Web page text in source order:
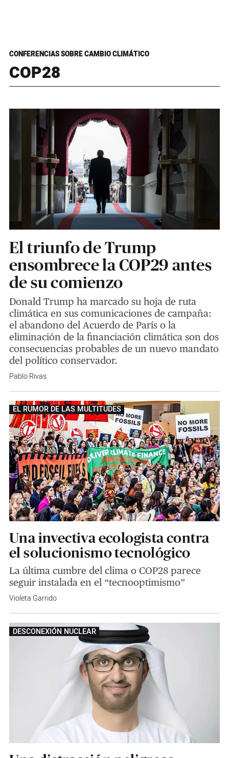
CONFERENCIAS SOBRE CAMBIO CLIMÁTICO
COP28
El triunfo de Trump
ensombrece la COP29 antes
de su comienzo
Donald Trump ha marcado su hoja de ruta
climática en sus comunicaciones de campaña:
el abandono del Acuerdo de París o la
eliminación de la financiación climática son dos
consecuencias probables de un nuevo mandato
del político conservador.
Pablo Rivas
EL RUMOR DE LAS MULTITUDES
Una invectiva ecologista contra
el solucionismo tecnológico
La última cumbre del clima o COP28 parece
seguir instalada en el “tecnooptimismo”
Violeta Garrido
DESCONEXIÓN NUCLEAR